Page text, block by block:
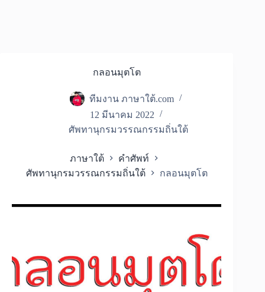
กลอนมุตโต
ทีมงาน ภาษาใต้.com
12 มีนาคม 2022
ศัพทานุกรมวรรณกรรมถิ่นใต้
ภาษาใต้
คำศัพท์
ศัพทานุกรมวรรณกรรมถิ่นใต้
กลอนมุตโต